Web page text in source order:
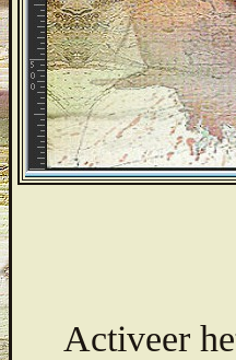
Activeer